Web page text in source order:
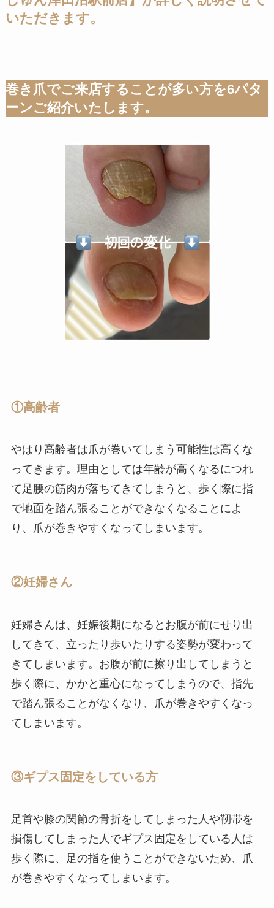
いただきます。
巻き爪でご来店することが多い方を6パタ
ーンご紹介いたします。
①高齢者
やはり高齢者は爪が巻いてしまう可能性は高くな
ってきます。理由としては年齢が高くなるにつれ
て足腰の筋肉が落ちてきてしまうと、歩く際に指
で地面を踏ん張ることができなくなることによ
り、爪が巻きやすくなってしまいます。
②妊婦さん
妊婦さんは、妊娠後期になるとお腹が前にせり出
してきて、立ったり歩いたりする姿勢が変わって
きてしまいます。お腹が前に擦り出してしまうと
歩く際に、かかと重心になってしまうので、指先
で踏ん張ることがなくなり、爪が巻きやすくなっ
てしまいます。
③ギプス固定をしている方
足首や膝の関節の骨折をしてしまった人や靭帯を
損傷してしまった人でギプス固定をしている人は
歩く際に、足の指を使うことができないため、爪
が巻きやすくなってしまいます。